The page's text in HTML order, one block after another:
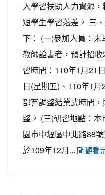
入學習扶助人力資源
短學生學習落差。 三
下： (一)參加人員：
教師證書者，預計招
習時間：110年1月21
日(星期五)、110年1
部有調整結業式時間
整。 (三)研習地點：
園市中壢區中北路88
於109年12月...
觀看